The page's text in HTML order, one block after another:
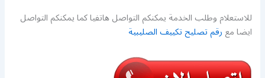
للاستعلام وطلب الخدمة يمكنكم التواصل هاتفيا كما يمكنكم التواصل
ايضا معرقم تصليح تكييف الصليبية